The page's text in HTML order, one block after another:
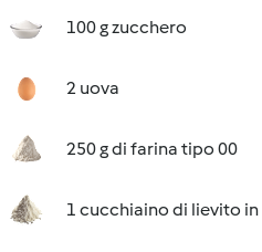
100 g zucchero
2 uova
250 g di farina tipo 00
1 cucchiaino di lievito